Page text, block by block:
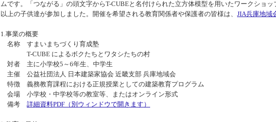
ムです。「つながる」の頭文字からT-CUBEと名付けられた立方体模型を用いたワークショッ
以上の子供達が参加しました。開催を希望される教育関係者や保護者の皆様は、 JIA兵庫地域
1.事業の概要
名称 すまいまちづくり育成塾
T-CUBE によるボクたちとワタシたちの村
対者 主に小学校5～6年生、中学生
主催 公益社団法人 日本建築家協会 近畿支部 兵庫地域会
特徴 義務教育課程における正規授業としての建築教育プログラム
会場 小学校・中学校等の教室等、またはオンライン形式
備考 詳細資料PDF（別ウィンドウで開きます）